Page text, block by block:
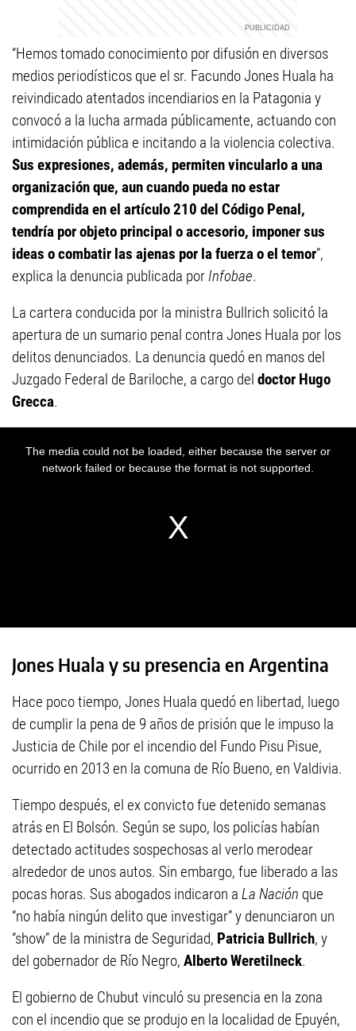
“Hemos tomado conocimiento por difusión en diversos
medios periodísticos que el sr. Facundo Jones Huala ha
reivindicado atentados incendiarios en la Patagonia y
convocó a la lucha armada públicamente, actuando con
intimidación pública e incitando a la violencia colectiva.
Sus expresiones, además, permiten vincularlo a una
organización que, aun cuando pueda no estar
comprendida en el artículo 210 del Código Penal,
tendría por objeto principal o accesorio, imponer sus
ideas o combatir las ajenas por la fuerza o el temor”,
explica la denuncia publicada porInfobae.
La cartera conducida por la ministra Bullrich solicitó la
apertura de un sumario penal contra Jones Huala por los
delitos denunciados. La denuncia quedó en manos del
Juzgado Federal de Bariloche, a cargo del doctor Hugo
Grecca.
Jones Huala y su presencia en Argentina
Hace poco tiempo, Jones Huala quedó en libertad, luego
de cumplir la pena de 9 años de prisión que le impuso la
Justicia de Chile por el incendio del Fundo Pisu Pisue,
ocurrido en 2013 en la comuna de Río Bueno, en Valdivia.
Tiempo después, el ex convicto fue detenido semanas
atrás en El Bolsón. Según se supo, los policías habían
detectado actitudes sospechosas al verlo merodear
alrededor de unos autos. Sin embargo, fue liberado a las
pocas horas. Sus abogados indicaron a La Nación que
“no había ningún delito que investigar” y denunciaron un
“show” de la ministra de Seguridad, Patricia Bullrich, y
del gobernador de Río Negro, Alberto Weretilneck.
El gobierno de Chubut vinculó su presencia en la zona
con el incendio que se produjo en la localidad de Epuyén,